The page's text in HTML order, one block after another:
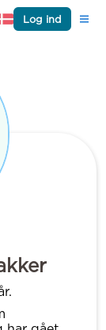
Log ind